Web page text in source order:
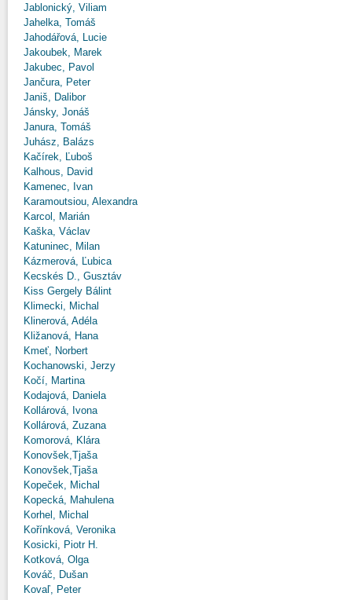
Jablonický, Viliam
Jahelka, Tomáš
Jahodářová, Lucie
Jakoubek, Marek
Jakubec, Pavol
Jančura, Peter
Janiš, Dalibor
Jánsky, Jonáš
Janura, Tomáš
Juhász, Balázs
Kačírek, Ľuboš
Kalhous, David
Kamenec, Ivan
Karamoutsiou, Alexandra
Karcol, Marián
Kaška, Václav
Katuninec, Milan
Kázmerová, Ľubica
Kecskés D., Gusztáv
Kiss Gergely Bálint
Klimecki, Michal
Klinerová, Adéla
Kližanová, Hana
Kmeť, Norbert
Kochanowski, Jerzy
Kočí, Martina
Kodajová, Daniela
Kollárová, Ivona
Kollárová, Zuzana
Komorová, Klára
Konovšek,Tjaša
Konovšek,Tjaša
Kopeček, Michal
Kopecká, Mahulena
Korhel, Michal
Kořínková, Veronika
Kosicki, Piotr H.
Kotková, Olga
Kováč, Dušan
Kovaľ, Peter